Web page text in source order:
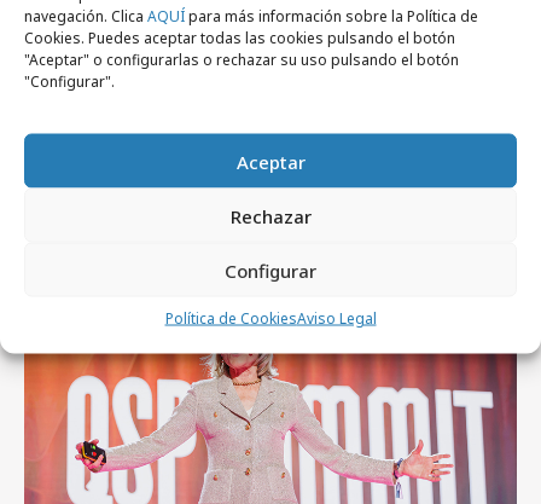
navegación. Clica AQUÍpara más información sobre la Política de
Cookies. Puedes aceptar todas las cookies pulsando el botón
"Aceptar" o configurarlas o rechazar su uso pulsando el botón
"Configurar".
Aceptar
Rechazar
Configurar
Política de CookiesAviso Legal
De patrimonio histórico a activo cultural y
económico
Empresas y Negocios